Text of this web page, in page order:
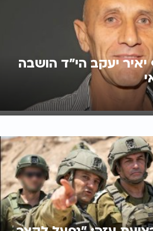
יעקב הי"ד הושבה